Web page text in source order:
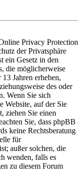
Privacy Protection
der Privatsphäre
ein Gesetz in den
die möglicherweise
Jahren erheben,
des oder
Wenn Sie sich
Website, auf der Sie
ziehen Sie einen
Sie, dass phpBB
keine Rechtsberatung
für
außer solchen, die
wenden, falls es
zu diesem Forum